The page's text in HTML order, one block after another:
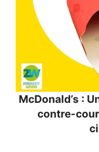
McDonald’s :
contre-